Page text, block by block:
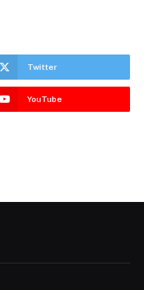
Twitter
YouTube